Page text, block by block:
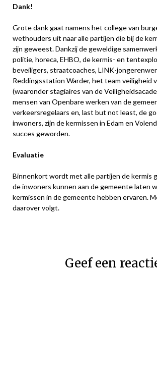
Dank!
Grote dank gaat namens het college van
wethouders uit naar alle partijen die bij de
zijn geweest. Dankzij de geweldige
politie, horeca, EHBO, de kermis- en
beveiligers, straatcoaches, LINK-
Reddingsstation Warder, het team veiligheid
(waaronder stagiaires van de
mensen van Openbare werken van de
verkeersregelaars en, last but not least, de
inwoners, zijn de kermissen in Edam en
succes geworden.
Evaluatie
Binnenkort wordt met alle partijen de kermis
de inwoners kunnen aan de gemeente laten
kermissen in de gemeente hebben ervaren.
daarover volgt.
Geef een